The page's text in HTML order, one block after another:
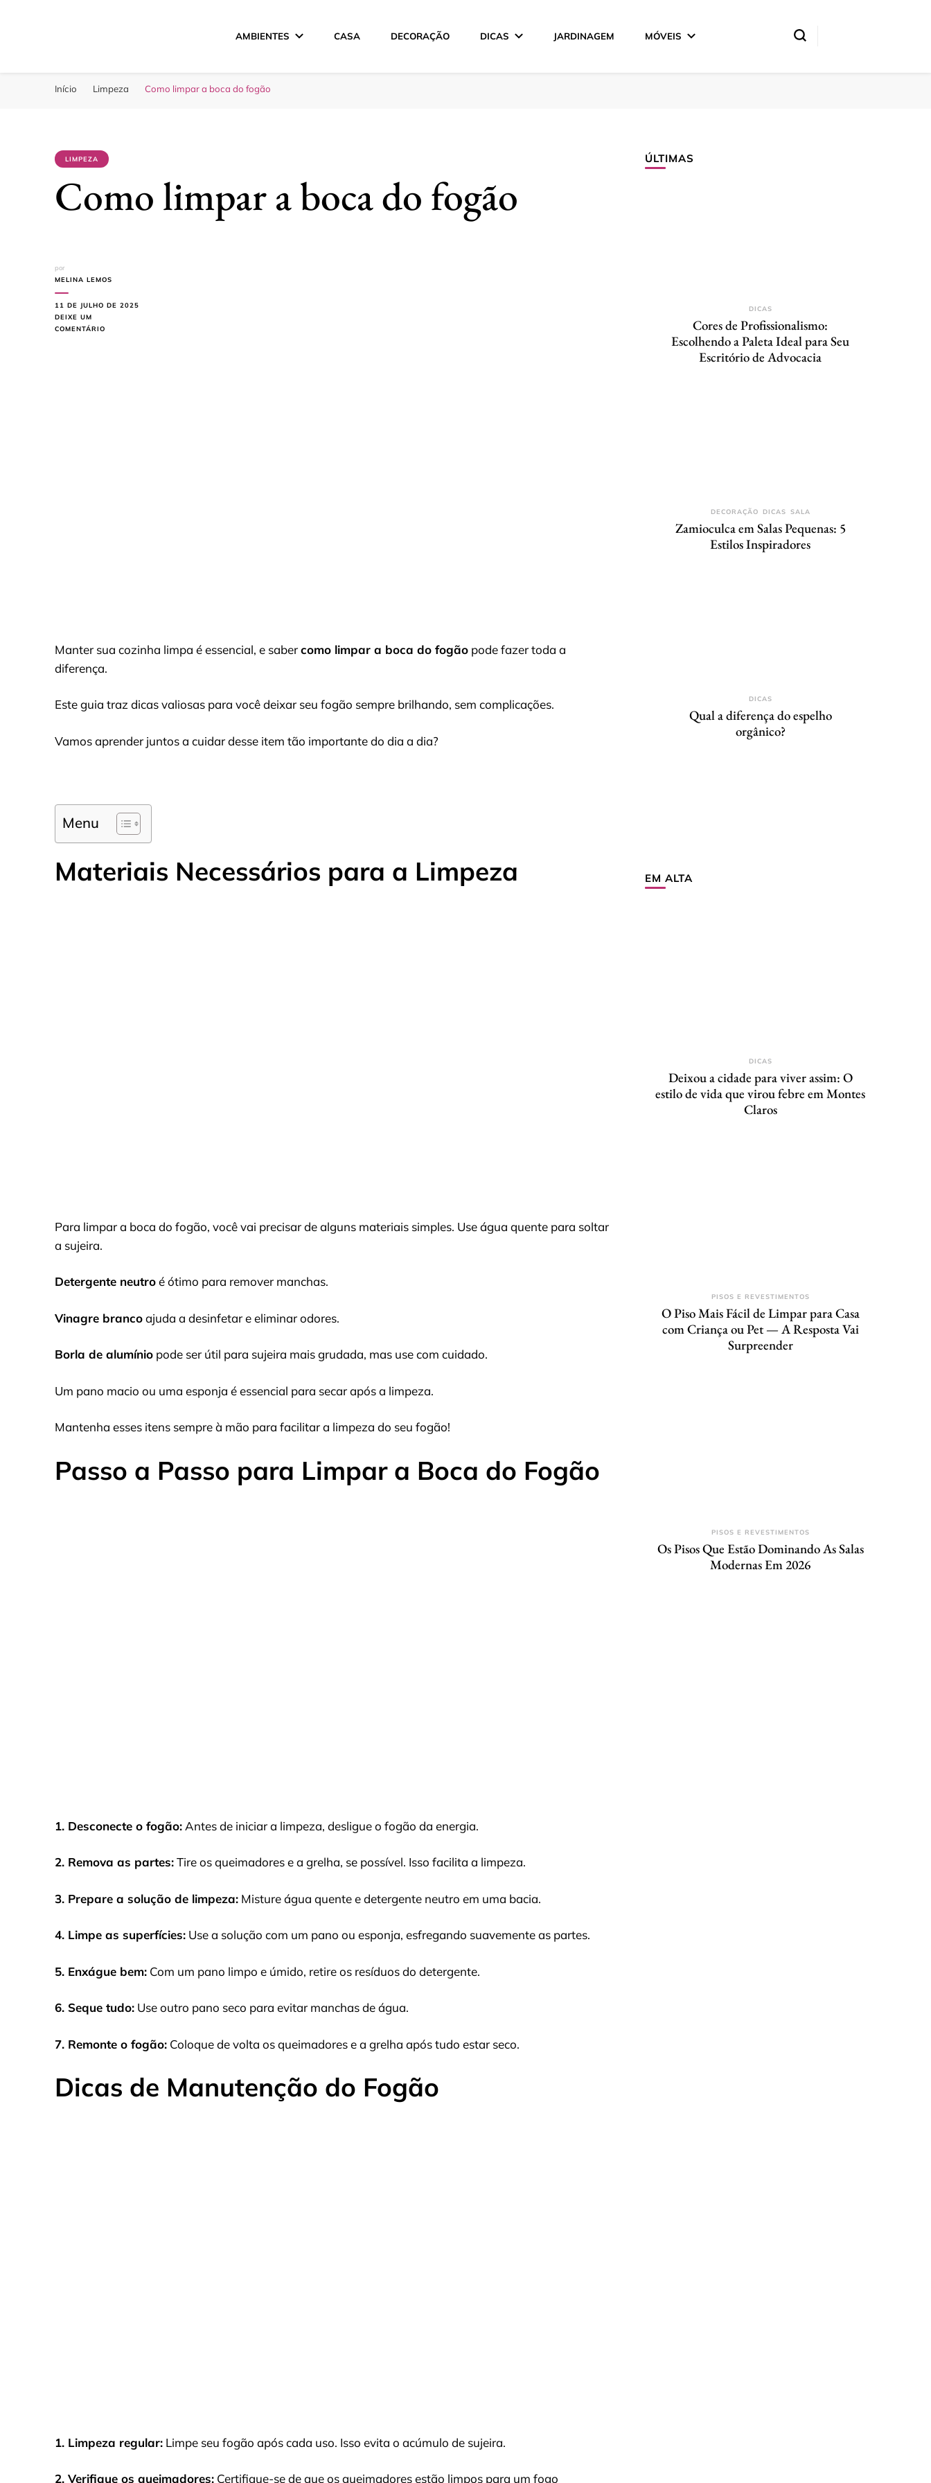
Sua Melhor Decoração
AMBIENTES CASA DECORAÇÃO DICAS JARDINAGEM MÓVEIS
Início Limpeza Como limpar a boca do fogão
LIMPEZA
Como limpar a boca do fogão
por
MELINA LEMOS
11 DE JULHO DE 2025
DEIXE UM
COMENTÁRIO
Manter sua cozinha limpa é essencial, e sabercomo limpar a boca do fogão pode fazer toda a
diferença.
Este guia traz dicas valiosas para você deixar seu fogão sempre brilhando, sem complicações.
Vamos aprender juntos a cuidar desse item tão importante do dia a dia?
Menu
Materiais Necessários para a Limpeza
Para limpar a boca do fogão, você vai precisar de alguns materiais simples. Use água quente para soltar
a sujeira.
Detergente neutroé ótimo para remover manchas.
Vinagre brancoajuda a desinfetar e eliminar odores.
Borla de alumínio pode ser útil para sujeira mais grudada, mas use com cuidado.
Um pano macio ou uma esponja é essencial para secar após a limpeza.
Mantenha esses itens sempre à mão para facilitar a limpeza do seu fogão!
Passo a Passo para Limpar a Boca do Fogão
1. Desconecte o fogão: Antes de iniciar a limpeza, desligue o fogão da energia.
2. Remova as partes:Tire os queimadores e a grelha, se possível. Isso facilita a limpeza.
3. Prepare a solução de limpeza: Misture água quente e detergente neutro em uma bacia.
4. Limpe as superfícies: Use a solução com um pano ou esponja, esfregando suavemente as partes.
5. Enxágue bem: Com um pano limpo e úmido, retire os resíduos do detergente.
6. Seque tudo: Use outro pano seco para evitar manchas de água.
7. Remonte o fogão: Coloque de volta os queimadores e a grelha após tudo estar seco.
Dicas de Manutenção do Fogão
1. Limpeza regular: Limpe seu fogão após cada uso. Isso evita o acúmulo de sujeira.
2. Verifique os queimadores: Certifique-se de que os queimadores estão limpos para um fogo
ÚLTIMAS
DICAS
Cores de Profissionalismo:
Escolhendo a Paleta Ideal para Seu
Escritório de Advocacia
DECORAÇÃO DICAS SALA
Zamioculca em Salas Pequenas: 5
Estilos Inspiradores
DICAS
Qual a diferença do espelho
orgânico?
EM ALTA
DICAS
Deixou a cidade para viver assim: O
estilo de vida que virou febre em Montes
Claros
PISOS E REVESTIMENTOS
O Piso Mais Fácil de Limpar para Casa
com Criança ou Pet — A Resposta Vai
Surpreender
PISOS E REVESTIMENTOS
Os Pisos Que Estão Dominando As Salas
Modernas Em 2026